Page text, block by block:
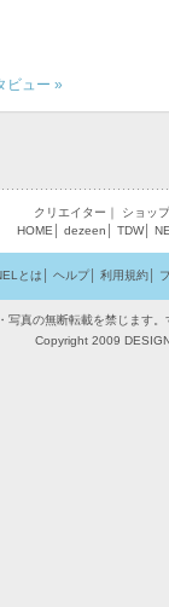
ビュー »
クリエイター ｜ ショップ
HOME
dezeen TDW│
とは ヘルプ│ 利用規約│
写真の無断転載を禁じます
Copyright 2009